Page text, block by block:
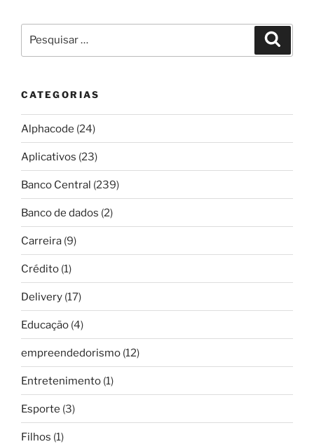
por:
CATEGORIAS
Alphacode (24)
Aplicativos (23)
Banco Central (239)
Banco de dados (2)
Carreira (9)
Crédito (1)
Delivery (17)
Educação (4)
empreendedorismo (12)
Entretenimento (1)
Esporte (3)
Filhos (1)